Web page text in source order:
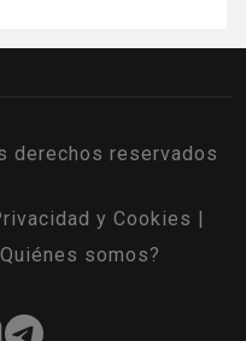
derechos reservados
y Cookies
somos?